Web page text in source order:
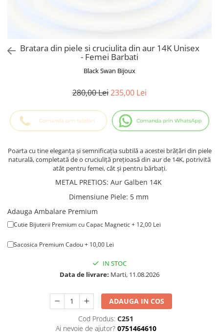
Cadouri Cupluri
Bijuterii cu mesaj Motivational
Bijuterii personalizate cu poza
Bratara din piele si cruciulita din aur 14K Unisex
- Femei Barbati
Black Swan Bijoux
280,00 Lei235,00 Lei
Poarta cu tine eleganța și semnificația subtilă a acestei brățări din piele
naturală, completată de o cruciuliță prețioasă din aur de 14K, potrivită
atât pentru femei, cât și pentru bărbați.
METAL PRETIOS: Aur Galben 14K
Dimensiune Piele: 5 mm
Adauga Ambalare Premium
Cutie Bijuterii Premium cu Capac Magnetic + 12,00 Lei
Sacosica Premium Cadou + 10,00 Lei
IN STOC
Data de livrare: Marti, 11.08.2026
ADAUGA IN COS
Cod Produs: C251
Ai nevoie de ajutor? 0751464610